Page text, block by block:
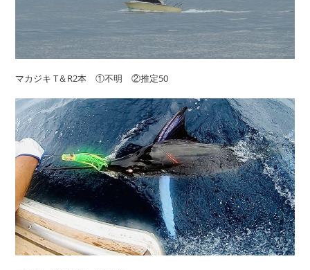
マカジキ T＆R2本 ①不明 ②推定50